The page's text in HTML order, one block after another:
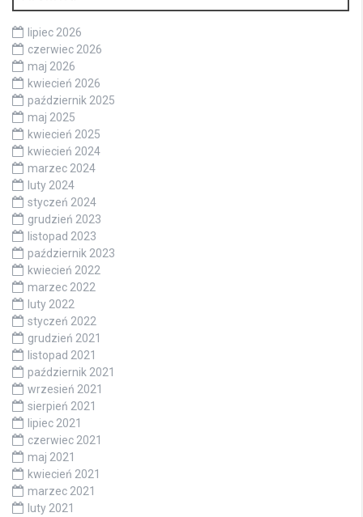
lipiec 2026
czerwiec 2026
maj 2026
kwiecień 2026
październik 2025
maj 2025
kwiecień 2025
kwiecień 2024
marzec 2024
luty 2024
styczeń 2024
grudzień 2023
listopad 2023
październik 2023
kwiecień 2022
marzec 2022
luty 2022
styczeń 2022
grudzień 2021
listopad 2021
październik 2021
wrzesień 2021
sierpień 2021
lipiec 2021
czerwiec 2021
maj 2021
kwiecień 2021
marzec 2021
luty 2021